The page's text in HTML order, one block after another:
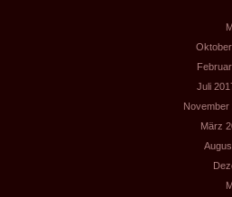
Juli
November
März